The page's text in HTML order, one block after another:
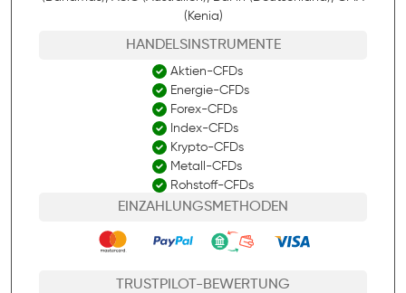
(Kenia)
HANDELSINSTRUMENTE
Aktien-CFDs
Energie-CFDs
Forex-CFDs
Index-CFDs
Krypto-CFDs
Metall-CFDs
Rohstoff-CFDs
EINZAHLUNGSMETHODEN
TRUSTPILOT-BEWERTUNG